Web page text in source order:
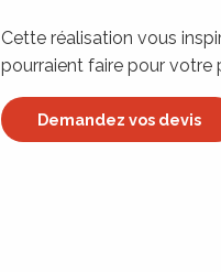
Cette réalisation vous
pourraient faire pour votre
Demandez vos devis